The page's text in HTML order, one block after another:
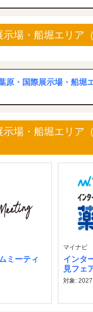
場・船堀エリア
原・国際展示場・船堀
示場・船堀エリア
ミーティ
マイナビ
インタ
見フェ
対象: